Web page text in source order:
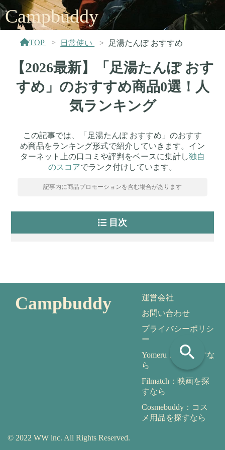
Campbuddy
TOP 日常使い 足湯たんぽ おすすめ
【2026最新】「足湯たんぽ おす
すめ」のおすすめ商品0選！人
気ランキング
この記事では、「足湯たんぽ おすすめ」のおすす
め商品をランキング形式で紹介していきます。イン
ターネット上の口コミや評判をベースに集計し独自
のスコアでランク付けしています。
記事内に商品プロモーションを含む場合があります
目次
search
Campbuddy
運営会社
お問い合わせ
プライバシーポリシ
ー
Yomeru：本を探すな
ら
Filmatch：映画を探
すなら
Cosmebuddy：コス
メ用品を探すなら
© 2022 WW inc. All Rights Reserved.